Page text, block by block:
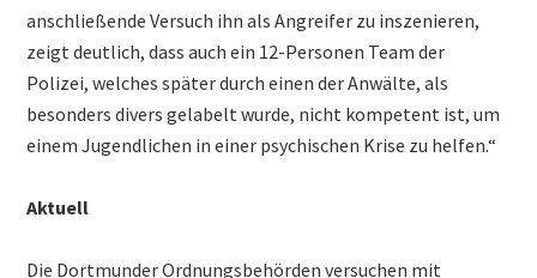
anschließende Versuch ihn als Angreifer zu inszenieren,
zeigt deutlich, dass auch ein 12-Personen Team der
Polizei, welches später durch einen der Anwälte, als
besonders divers gelabelt wurde, nicht kompetent ist, um
einem Jugendlichen in einer psychischen Krise zu helfen.“
Aktuell
Die Dortmunder Ordnungsbehörden versuchen mit